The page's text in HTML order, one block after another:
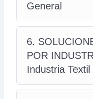
General
6.
POR
Industria